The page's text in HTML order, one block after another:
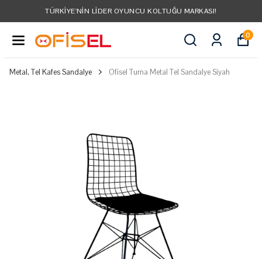
TÜRKIYE'NIN LIDER OYUNCU KOLTUĞU MARKASI!
0
Metal, Tel Kafes Sandalye Ofisel Turna Metal Tel Sandalye Siyah